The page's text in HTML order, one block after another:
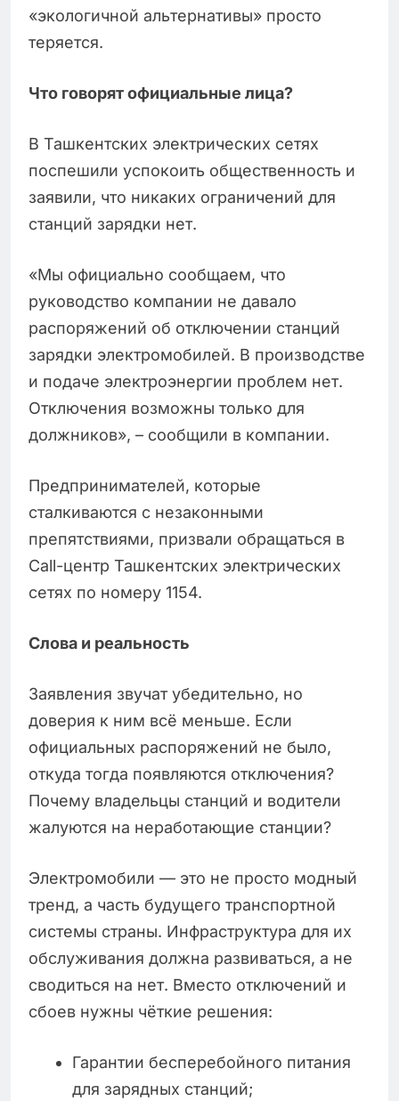
«экологичной альтернативы» просто
теряется.
Что говорят официальные лица?
В Ташкентских электрических сетях
поспешили успокоить общественность и
заявили, что никаких ограничений для
станций зарядки нет.
«Мы официально сообщаем, что
руководство компании не давало
распоряжений об отключении станций
зарядки электромобилей. В производстве
и подаче электроэнергии проблем нет.
Отключения возможны только для
должников», – сообщили в компании.
Предпринимателей, которые
сталкиваются с незаконными
препятствиями, призвали обращаться в
Call-центр Ташкентских электрических
сетях по номеру 1154.
Слова и реальность
Заявления звучат убедительно, но
доверия к ним всё меньше. Если
официальных распоряжений не было,
откуда тогда появляются отключения?
Почему владельцы станций и водители
жалуются на неработающие станции?
Электромобили — это не просто модный
тренд, а часть будущего транспортной
системы страны. Инфраструктура для их
обслуживания должна развиваться, а не
сводиться на нет. Вместо отключений и
сбоев нужны чёткие решения:
Гарантии бесперебойного питания
для зарядных станций;